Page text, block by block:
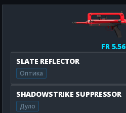
FR 5.56
SLATE REFLECTOR
Оптика
SHADOWSTRIKE SUPPRESSOR
Дуло